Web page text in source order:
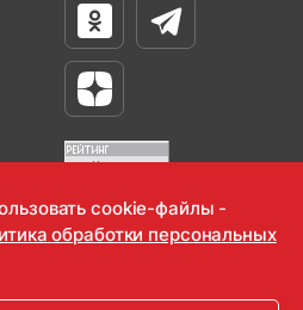
Одноклассники
Телеграм
Яндекс Дзен
2026
cookie-файлы -
обработки персональных